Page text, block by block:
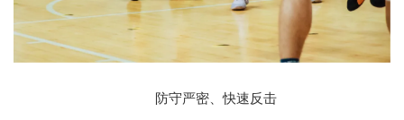
防守严密、快速反击